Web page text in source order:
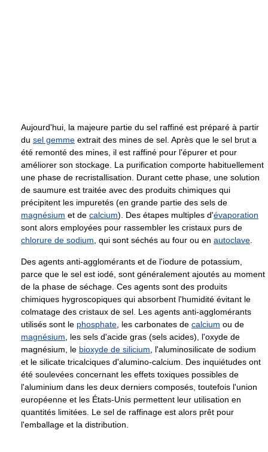
Aujourd'hui, la majeure partie du sel raffiné est préparé à partir
du sel gemme extrait des mines de sel. Après que le sel brut a
été remonté des mines, il est raffiné pour l'épurer et pour
améliorer son stockage. La purification comporte habituellement
une phase de recristallisation. Durant cette phase, une solution
de saumure est traitée avec des produits chimiques qui
précipitent les impuretés (en grande partie des sels de
magnésium et de calcium). Des étapes multiples d'évaporation
sont alors employées pour rassembler les cristaux purs de
chlorure de sodium, qui sont séchés au four ou en autoclave.
Des agents anti-agglomérants et de l'iodure de potassium,
parce que le sel est iodé, sont généralement ajoutés au moment
de la phase de séchage. Ces agents sont des produits
chimiques hygroscopiques qui absorbent l'humidité évitant le
colmatage des cristaux de sel. Les agents anti-agglomérants
utilisés sont le phosphate, les carbonates de calcium ou de
magnésium, les sels d'acide gras (sels acides), l'oxyde de
magnésium, le bioxyde de silicium, l'aluminosilicate de sodium
et le silicate tricalciques d'alumino-calcium. Des inquiétudes ont
été soulevées concernant les effets toxiques possibles de
l'aluminium dans les deux derniers composés, toutefois l'union
européenne et les États-Unis permettent leur utilisation en
quantités limitées. Le sel de raffinage est alors prêt pour
l'emballage et la distribution.